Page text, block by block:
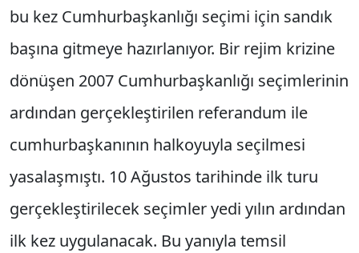
bu kez Cumhurbaşkanlığı seçimi için sandık
başına gitmeye hazırlanıyor. Bir rejim krizine
dönüşen 2007 Cumhurbaşkanlığı seçimlerinin
ardından gerçekleştirilen referandum ile
cumhurbaşkanının halkoyuyla seçilmesi
yasalaşmıştı. 10 Ağustos tarihinde ilk turu
gerçekleştirilecek seçimler yedi yılın ardından
ilk kez uygulanacak. Bu yanıyla temsil